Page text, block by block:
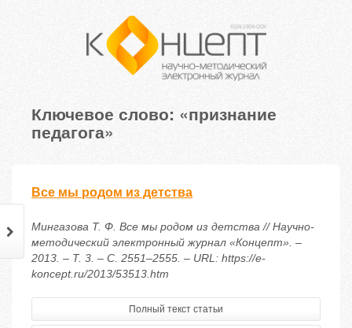
Ключевое слово: «признание
педагога»
Все мы родом из детства
Мингазова Т. Ф. Все мы родом из детства // Научно-
методический электронный журнал «Концепт». –
2013. – Т. 3. – С. 2551–2555. – URL: https://e-
koncept.ru/2013/53513.htm
Полный текст статьи